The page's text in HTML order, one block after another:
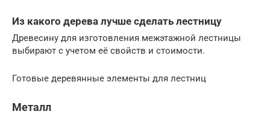
Из какого дерева лучше сделать лестницу
Древесину для изготовления межэтажной лестницы
выбирают с учетом её свойств и стоимости.
Готовые деревянные элементы для лестниц
Металл